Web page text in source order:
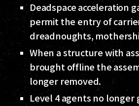
Deadspace acceleration
permit the entry of
dreadnoughts,
When a structure with
brought offline the
longer removed.
Level 4 agents no longer